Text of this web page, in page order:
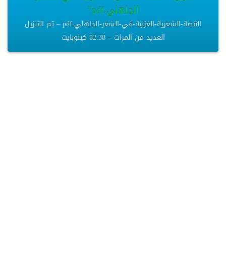
الجاهلي.pdf”
القصة-الشعرية-الغزلية-في-الشعر-الجاهلي.pdf – تم التنزيل
العديد من المرات – 82.38 كيلوبايت